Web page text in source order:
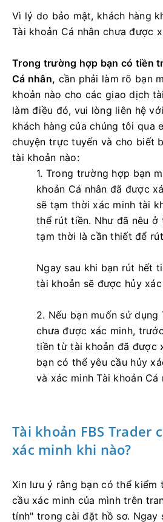
Vì lý do bảo mật, khách hàng
Tài khoản Cá nhân chưa được
Trong trường hợp bạn có tiền
Cá nhân, cần phải làm rõ bạn
khoản nào cho các giao dịch
làm điều đó, vui lòng liên hệ
khách hàng của chúng tôi qua
chuyện trực tuyến và cho biết
tài khoản nào:
1. Trong trường hợp bạn
khoản Cá nhân đã được
sẽ tạm thời xác minh tài
thể rút tiền. Như đã nêu ở
tạm thời là cần thiết để
Ngay sau khi bạn rút hết
tài khoản sẽ được hủy xác
2. Nếu bạn muốn sử dụng
chưa được xác minh,
tiền từ tài khoản đã được
bạn có thể yêu cầu hủy
và xác minh Tài khoản Cá
Tài khoản FBS Trader
xác minh khi nào?
Xin lưu ý rằng bạn có thể kiểm
cầu xác minh của mình trên
tính" trong cài đặt hồ sơ. Ngay